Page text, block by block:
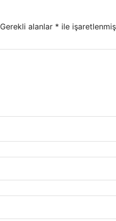
Gerekli alanlar * ile